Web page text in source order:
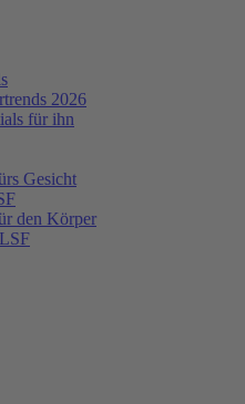
2026
für ihn
Gesicht
den Körper